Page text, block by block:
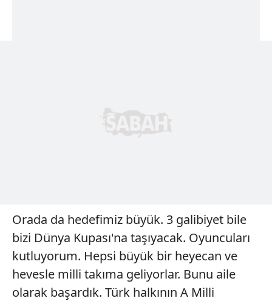
Orada da hedefimiz büyük. 3 galibiyet bile
bizi Dünya Kupası'na taşıyacak. Oyuncuları
kutluyorum. Hepsi büyük bir heyecan ve
hevesle milli takıma geliyorlar. Bunu aile
olarak başardık. Türk halkının A Milli